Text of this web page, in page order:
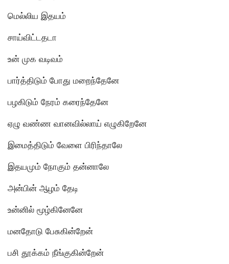
மெல்லிய இதயம்
சாய்விட்டதடா
உன் முக வடிவம்
பார்த்திடும் போது மறைந்தேனே
பழகிடும் நேரம் கரைந்தேனே
ஏழு வண்ண வானவில்லாய் எழுகிறேனே
இமைத்திடும் வேளை பிரிந்தாலே
இதயமும் நோகும் தன்னாலே
அன்பின் ஆழம் தேடி
உன்னில் மூழ்கினேனே
மனதோடு பேசுகின்றேன்
பசி தூக்கம் நீங்குகின்றேன்